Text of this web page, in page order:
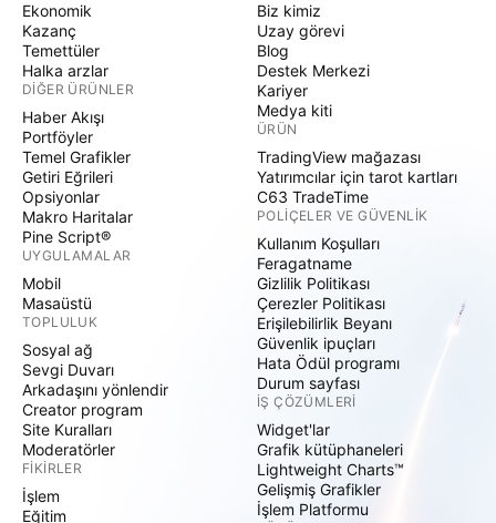
Ekonomik
Kazanç
Temettüler
Halka arzlar
DIĞER ÜRÜNLER
Haber Akışı
Portföyler
Temel Grafikler
Getiri Eğrileri
Opsiyonlar
Makro Haritalar
Pine Script®
UYGULAMALAR
Mobil
Masaüstü
TOPLULUK
Sosyal ağ
Sevgi Duvarı
Arkadaşını yönlendir
Creator program
Site Kuralları
Moderatörler
FIKIRLER
İşlem
Eğitim
Biz kimiz
Uzay görevi
Blog
Destek Merkezi
Kariyer
Medya kiti
ÜRÜN
TradingView mağazası
Yatırımcılar için tarot kartları
C63 TradeTime
POLIÇELER VE GÜVENLIK
Kullanım Koşulları
Feragatname
Gizlilik Politikası
Çerezler Politikası
Erişilebilirlik Beyanı
Güvenlik ipuçları
Hata Ödül programı
Durum sayfası
İŞ ÇÖZÜMLERI
Widget'lar
Grafik kütüphaneleri
Lightweight Charts™
Gelişmiş Grafikler
İşlem Platformu